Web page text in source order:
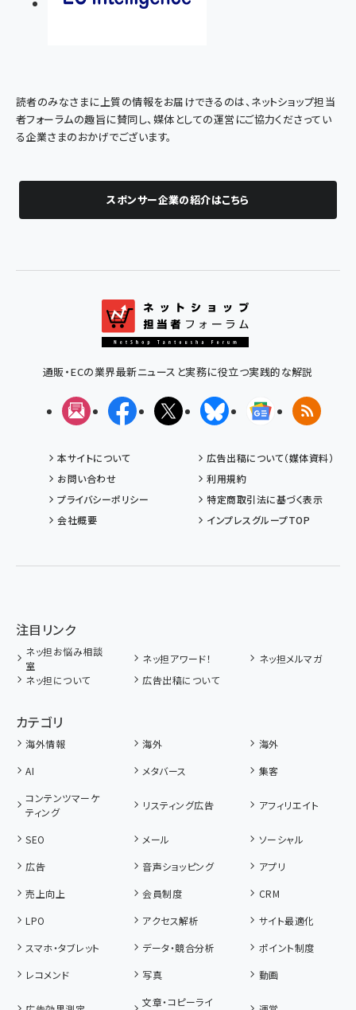
読者のみなさまに上質の情報をお届けできるのは、ネットショップ担当
者フォーラムの趣旨に賛同し、媒体としての運営にご協力くださってい
る企業さまのおかげでございます。
スポンサー企業の紹介はこちら
通販・ECの業界最新ニュースと実務に役立つ実践的な解説
メルマガFacebookX(エックス)BlueskyGoogleニュ
RSS
本サイトについて
広告出稿について（媒体資料）
お問い合わせ
利用規約
プライバシーポリシー
特定商取引法に基づく表示
会社概要
インプレスグループTOP
注目リンク
ネッ担お悩み相談
室
ネッ担アワード！
ネッ担メルマガ
ネッ担について
広告出稿について
カテゴリ
海外情報 海外
海外
AI
メタバース
集客
コンテンツマーケ
ティング
リスティング広告 アフィリエイト
SEO メール
ソーシャル
広告
音声ショッピング
アプリ
売上向上
会員制度
CRM
LPO
アクセス解析
サイト最適化
スマホ・タブレット
データ・競合分析
ポイント制度
レコメンド
写真 動画
文章・コピーライ